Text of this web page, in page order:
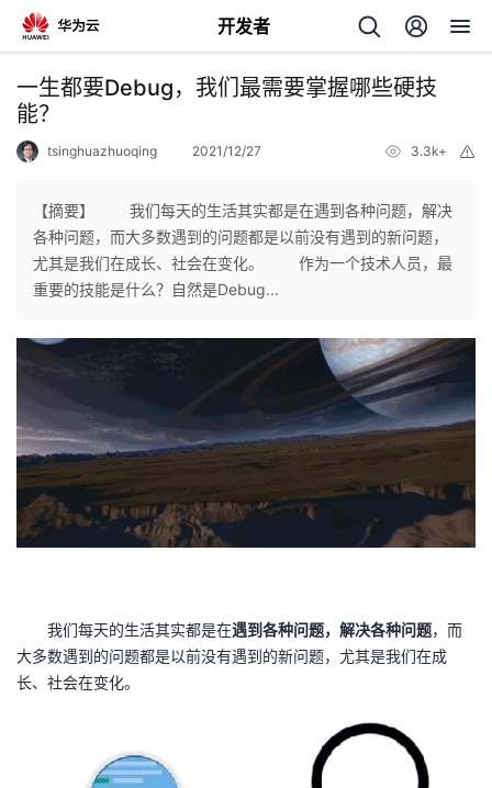
开发者
返
回
个
页
开
发
者
的
博
我
的
我
一生都要Debug，我们最需要掌握哪些硬技
能？
tsinghuazhuoqing 2021/12/27 3.3k+
【摘要】 我们每天的生活其实都是在遇到各种问题，解决
各种问题，而大多数遇到的问题都是以前没有遇到的新问题，
尤其是我们在成长、社会在变化。 作为一个技术人员，最
重要的技能是什么？自然是Debug...
我们每天的生活其实都是在遇到各种问题，解决各种问题，而
大多数遇到的问题都是以前没有遇到的新问题，尤其是我们在成
长、社会在变化。